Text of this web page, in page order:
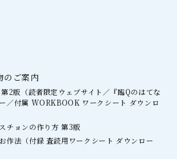
のご案内
2版（読者限定ウェブサイト／『臨Qのはてな
／付属 WORKBOOK ワークシート ダウンロ
チョンの作り方 第3版
作法（付録 査読用ワークシート ダウンロー